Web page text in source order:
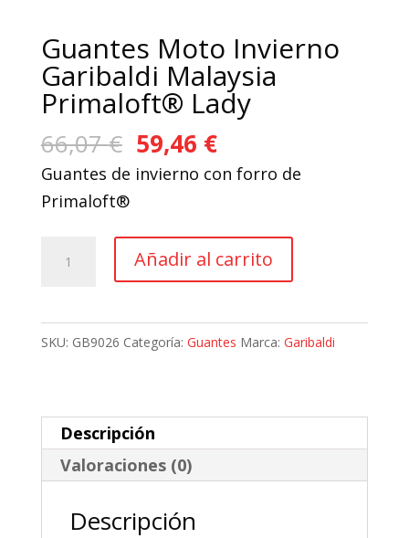
Guantes Moto Invierno
Garibaldi Malaysia
Primaloft® Lady
66,07€ El
precio
66,07 €.
59,46 €El
precio
59,46 €.
Guantes de invierno con forro de
Primaloft®
Lady
cantidad
Añadir al carrito
SKU: GB9026 Categoría: Guantes Marca: Garibaldi
Descripción
Valoraciones (0)
Descripción